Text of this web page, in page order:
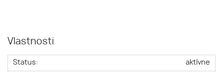
Vlastnosti
Status: aktívne